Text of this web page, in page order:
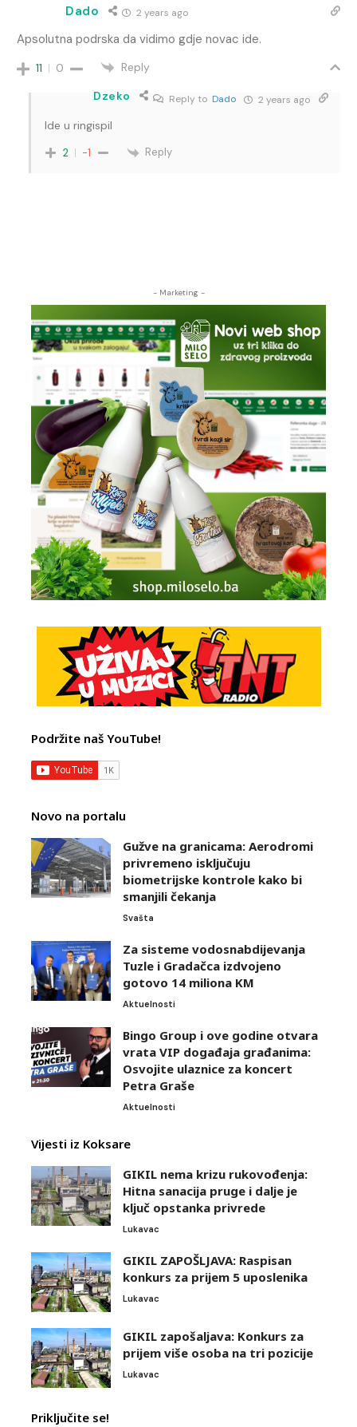
Dado 2 years ago
Apsolutna podrska da vidimo gdje novac ide.
11 0 Reply
Dzeko Reply to Dado 2 years ago
Ide u ringispil
2 -1 Reply
- Marketing -
Podržite naš YouTube!
Novo na portalu
Gužve na granicama: Aerodromi
privremeno isključuju
biometrijske kontrole kako bi
smanjili čekanja
Svašta
Za sisteme vodosnabdijevanja
Tuzle i Gradačca izdvojeno
gotovo 14 miliona KM
Aktuelnosti
Bingo Group i ove godine otvara
vrata VIP događaja građanima:
Osvojite ulaznice za koncert
Petra Graše
Aktuelnosti
Vijesti iz Koksare
GIKIL nema krizu rukovođenja:
Hitna sanacija pruge i dalje je
ključ opstanka privrede
Lukavac
GIKIL ZAPOŠLJAVA: Raspisan
konkurs za prijem 5 uposlenika
Lukavac
GIKIL zapošaljava: Konkurs za
prijem više osoba na tri pozicije
Lukavac
Priključite se!